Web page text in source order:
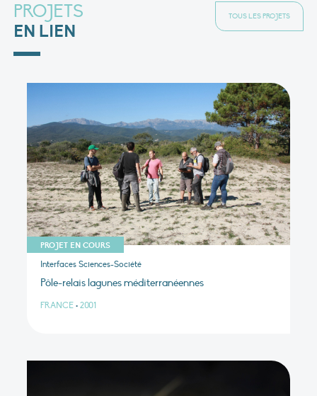
PROJETS
EN LIEN
TOUS LES PROJETS
PROJET EN COURS
Interfaces Sciences-Société
Pôle-relais lagunes méditerranéennes
FRANCE • 2001